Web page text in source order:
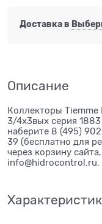
Доставка в
Описание
Коллекторы
3/4х3вых серия
наберите 8 (495)
39 (бесплатно для
через корзину
info@hidrocontrol.ru.